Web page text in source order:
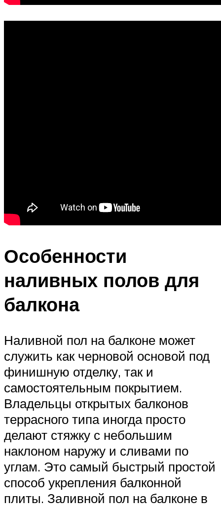
Особенности
наливных полов для
балкона
Наливной пол на балконе может
служить как черновой основой под
финишную отделку, так и
самостоятельным покрытием.
Владельцы открытых балконов
террасного типа иногда просто
делают стяжку с небольшим
наклоном наружу и сливами по
углам. Это самый быстрый простой
способ укрепления балконной
плиты. Заливной пол на балконе в